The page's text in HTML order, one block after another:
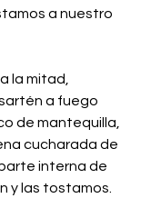
a nuestro
la mitad,
a fuego
de mantequilla,
cucharada de
interna de
y las tostamos.